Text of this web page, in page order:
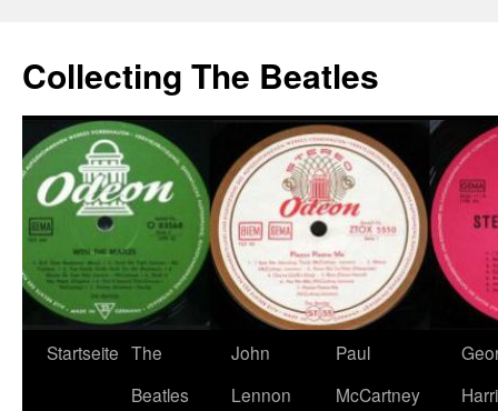
springen
Collecting The Beatles
Startseite The
Beatles
John
Lennon
Paul
McCartney